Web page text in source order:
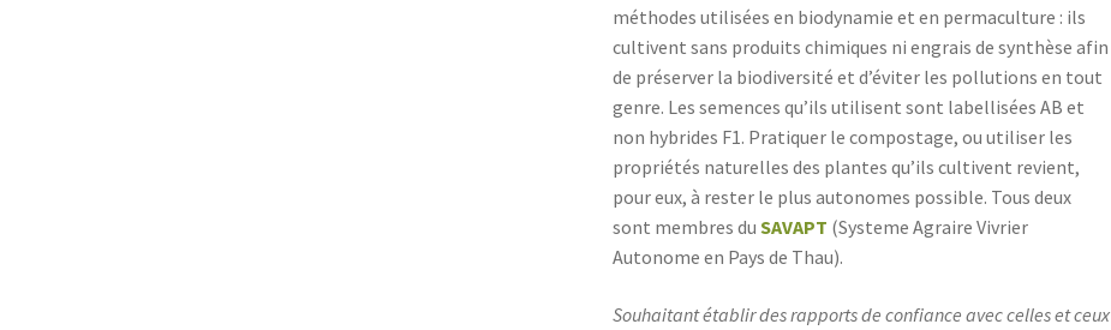
méthodes utilisées en biodynamie et en permaculture : ils
cultivent sans produits chimiques ni engrais de synthèse afin
de préserver la biodiversité et d’éviter les pollutions en tout
genre. Les semences qu’ils utilisent sont labellisées AB et
non hybrides F1. Pratiquer le compostage, ou utiliser les
propriétés naturelles des plantes qu’ils cultivent revient,
pour eux, à rester le plus autonomes possible. Tous deux
sont membres duSAVAPT (Systeme Agraire Vivrier
Autonome en Pays de Thau).
Souhaitant établir des rapports de confiance avec celles et ceux